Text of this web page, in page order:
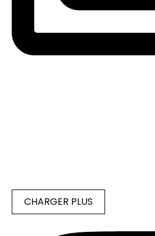
CHARGER PLUS